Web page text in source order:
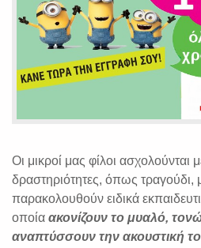
Οι μικροί μας φίλοι ασχολούνται
δραστηριότητες, όπως τραγούδι,
παρακολουθούν ειδικά
οποία ακονίζουν το μυαλό,
αναπτύσσουν την ακουστική